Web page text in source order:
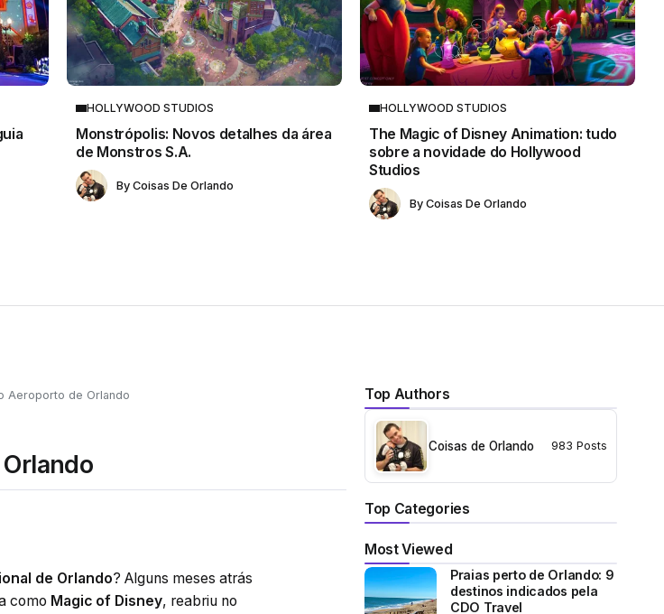
HOLLYWOOD STUDIOS
Monstrópolis: Novos detalhes da área
de Monstros S.A.
By Coisas De Orlando
HOLLYWOOD STUDIOS
The Magic of Disney Animation: tudo
sobre a novidade do Hollywood
Studios
By Coisas De Orlando
Aeroporto de Orlando
de Orlando? Alguns meses atrás
como Magic of Disney, reabriu no
Top Authors
Coisas de Orlando 983 Posts
Top Categories
Most Viewed
Praias perto de Orlando: 9
destinos indicados pela
CDO Travel